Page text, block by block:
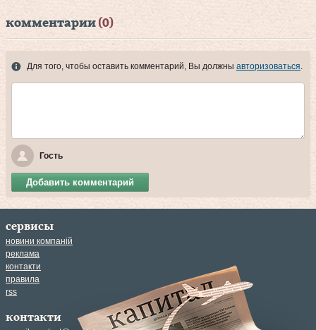
комментарии (0)
Для того, чтобы оставить комментарий, Вы должны авторизоваться.
Гость
Добавить комментарий
сервисы
новини компаній
реклама
контакти
правила
rss
контакти